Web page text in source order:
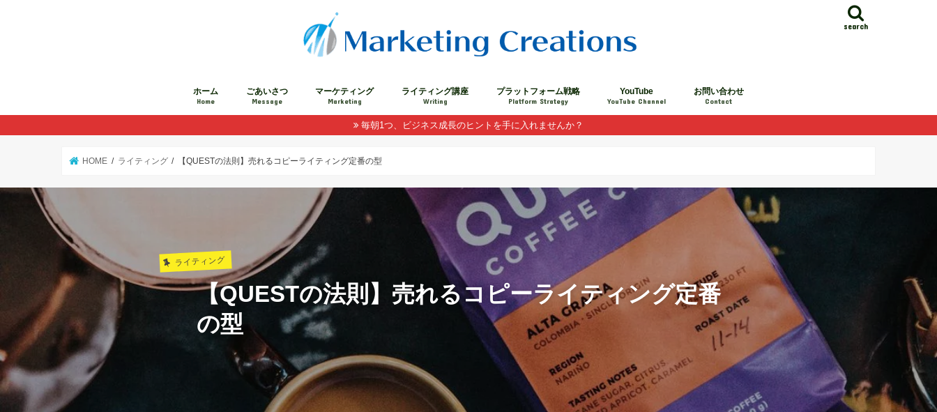
search
ホーム
Home
ごあいさつ
Message
マーケティング
Marketing
ライティング講座
Writing
プラットフォーム戦略
Platform Strategy
YouTube
YouTube Channel
お問い合わせ
Contact
毎朝1つ、ビジネス成長のヒントを手に入れませんか？
HOME ライティング 【QUESTの法則】売れるコピーライティング定番の型
ライティング
【QUESTの法則】売れるコピーライティング定番
の型